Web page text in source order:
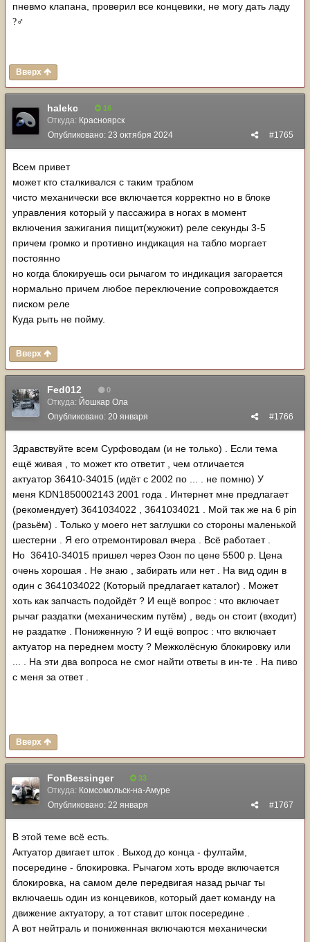
пневмо клапана, проверил все концевики, не могу дать ладу
?‍♂️
Вверх
halekc 16
Откуда: Красноярск
#1765
Опубликовано: 23 октября 2024
Всем привет
может кто сталкивался с таким траблом
чисто механически все включается корректно но в блоке
управления который у пассажира в ногах в момент
включения зажигания пищит(жужжит) реле секунды 3-5
причем громко и противно индикация на табло моргает
постоянно
но когда блокируешь оси рычагом то индикация загорается
нормально причем любое переключение сопровождается
писком реле
Куда рыть не пойму.
Вверх
Fed012 0
Откуда: Йошкар Ола
#1766
Опубликовано: 20 января
Здравствуйте всем Сурфоводам (и не только) . Если тема
ещё живая , то может кто ответит , чем отличается
актуатор 36410-34015 (идёт с 2002 по ... . не помню) У
меня KDN1850002143 2001 года . Интернет мне предлагает
(рекомендует) 3641034022 , 3641034021 . Мой так же на 6 pin
(разьём) . Только у моего нет заглушки со стороны маленькой
шестерни . Я его отремонтировал вчера . Всё работает .
Но 36410-34015 пришел через Озон по цене 5500 р. Цена
очень хорошая . Не знаю , забирать или нет . На вид один в
один с 3641034022 (Который предлагает каталог) . Может
хоть как запчасть подойдёт ? И ещё вопрос : что включает
рычаг раздатки (механическим путём) , ведь он стоит (входит)
не раздатке . Пониженную ? И ещё вопрос : что включает
актуатор на переднем мосту ? Межколёсную блокировку или
... . На эти два вопроса не смог найти ответы в ин-те . На пиво
с меня за ответ .
Вверх
FonBessinger 33
Откуда: Комсомольск-на-Амуре
#1767
Опубликовано: 22 января
В этой теме всё есть.
Актуатор двигает шток . Выход до конца - фултайм,
посередине - блокировка. Рычагом хоть вроде включается
блокировка, на самом деле передвигая назад рычаг ты
включаешь один из концевиков, который дает команду на
движение актуатору, а тот ставит шток посередине .
А вот нейтраль и пониженная включаются механически